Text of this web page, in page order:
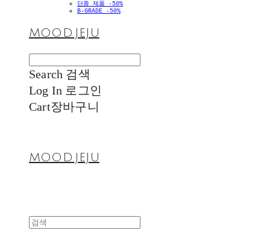
단종 제품 -50%
B-GRADE -50%
MOOD.JEJU
Search 검색
Log In 로그인
Cart장바구니
MOOD.JEJU